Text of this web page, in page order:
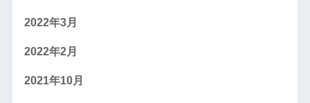
2022年3月
2022年2月
2021年10月